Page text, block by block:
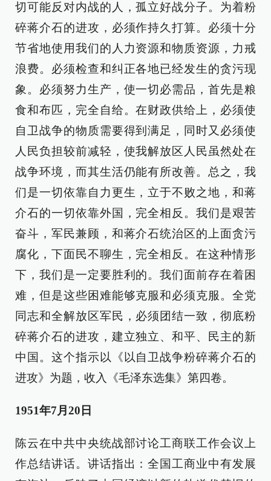
切可能反对内战的人，孤立好战分子。为着粉
碎蒋介石的进攻，必须作持久打算。必须十分
节省地使用我们的人力资源和物质资源，力戒
浪费。必须检查和纠正各地已经发生的贪污现
象。必须努力生产，使一切必需品，首先是粮
食和布匹，完全自给。在财政供给上，必须使
自卫战争的物质需要得到满足，同时又必须使
人民负担较前减轻，使我解放区人民虽然处在
战争环境，而其生活仍能有所改善。总之，我
们是一切依靠自力更生，立于不败之地，和蒋
介石的一切依靠外国，完全相反。我们是艰苦
奋斗，军民兼顾，和蒋介石统治区的上面贪污
腐化，下面民不聊生，完全相反。在这种情形
下，我们是一定要胜利的。我们面前存在着困
难，但是这些困难能够克服和必须克服。全党
同志和全解放区军民，必须团结一致，彻底粉
碎蒋介石的进攻，建立独立、和平、民主的新
中国。这个指示以《以自卫战争粉碎蒋介石的
进攻》为题，收入《毛泽东选集》第四卷。
1951年7月20日
陈云在中共中央统战部讨论工商联工作会议上
作总结讲话。讲话指出：全国工商业中有发展